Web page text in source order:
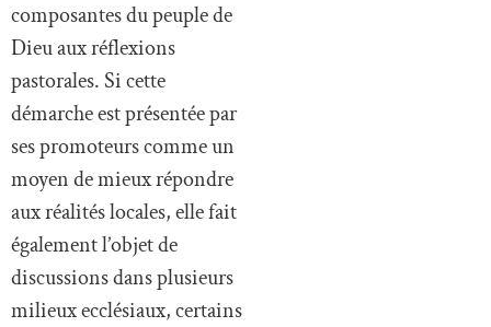
composantes du peuple de
Dieu aux réflexions
pastorales. Si cette
démarche est présentée par
ses promoteurs comme un
moyen de mieux répondre
aux réalités locales, elle fait
également l’objet de
discussions dans plusieurs
milieux ecclésiaux, certains